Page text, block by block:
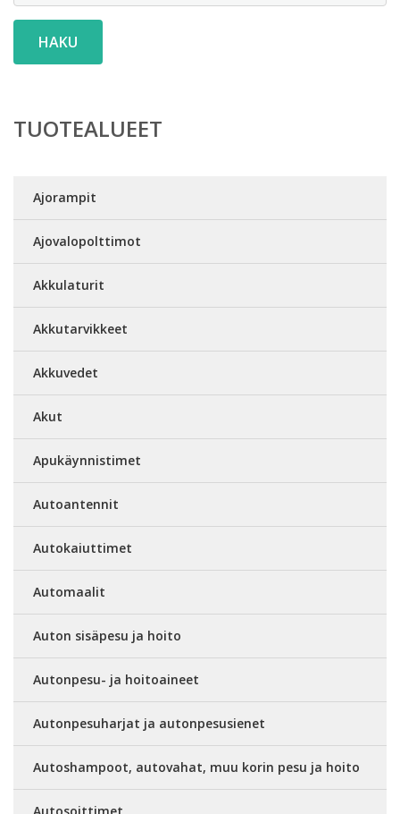
HAKU
TUOTEALUEET
Ajorampit
Ajovalopolttimot
Akkulaturit
Akkutarvikkeet
Akkuvedet
Akut
Apukäynnistimet
Autoantennit
Autokaiuttimet
Automaalit
Auton sisäpesu ja hoito
Autonpesu- ja hoitoaineet
Autonpesuharjat ja autonpesusienet
Autoshampoot, autovahat, muu korin pesu ja hoito